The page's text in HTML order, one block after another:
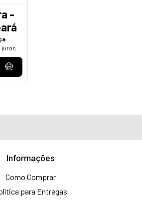
-
Informações
Como Comprar
para Entregas